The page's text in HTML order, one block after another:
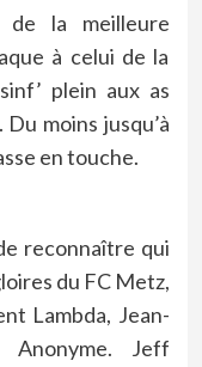
la meilleure
à celui de la
plein aux as
moins jusqu’à
en touche.
reconnaître qui
du FC Metz,
Lambda, Jean-
Anonyme. Jeff